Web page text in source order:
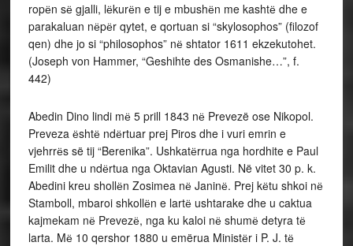
ropёn sё gjalli, lёkurёn e tij e mbushёn me kashtё dhe e
parakaluan nёpёr qytet, e qortuan si “skylosophos” (filozof
qen) dhe jo si “philosophos” nё shtator 1611 ekzekutohet.
(Joseph von Hammer, “Geshihte des Osmanishe…”, f.
442)
Abedin Dino lindi mё 5 prill 1843 nё Prevezë ose Nikopol.
Preveza ёshtё ndёrtuar prej Piros dhe i vuri emrin e
vjehrrёs së tij “Berenika”. Ushkatёrrua nga hordhite e Paul
Emilit dhe u ndёrtua nga Oktavian Agusti. Në vitet 30 p. k.
Abedini kreu shollёn Zosimea nё Janinё. Prej kёtu shkoi nё
Stamboll, mbaroi shkollёn e lartё ushtarake dhe u caktua
kajmekam nё Prevezё, nga ku kaloi nё shumё detyra tё
larta. Mё 10 qershor 1880 u emërua Ministёr i P. J. tё